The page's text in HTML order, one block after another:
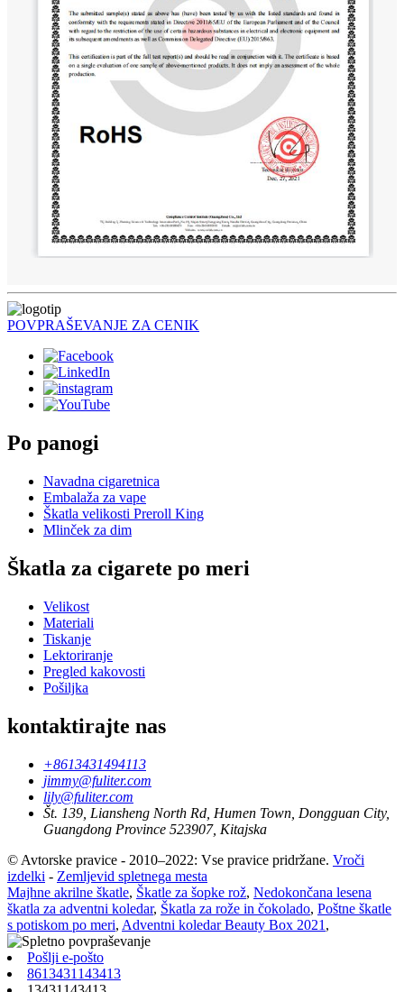
POVPRAŠEVANJE ZA CENIK
Po panogi
Navadna cigaretnica
Embalaža za vape
Škatla velikosti Preroll King
Mlinček za dim
Škatla za cigarete po meri
Velikost
Materiali
Tiskanje
Lektoriranje
Pregled kakovosti
Pošiljka
kontaktirajte nas
+8613431494113
jimmy@fuliter.com
lily@fuliter.com
Št. 139, Liansheng North Rd, Humen Town, Dongguan City,
Guangdong Province 523907, Kitajska
© Avtorske pravice - 2010–2022: Vse pravice pridržane. Vroči
izdelki - Zemljevid spletnega mesta
Majhne akrilne škatle, Škatle za šopke rož, Nedokončana lesena
škatla za adventni koledar, Škatla za rože in čokolado, Poštne škatle
s potiskom po meri, Adventni koledar Beauty Box 2021 ,
Pošlji e-pošto
8613431143413